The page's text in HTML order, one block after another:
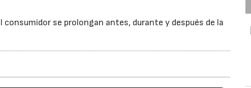
se prolongan antes, durante y después de la